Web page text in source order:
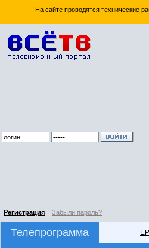
На сайте проводятся технические
Регистрация Забыли пароль?
Телепрограмма